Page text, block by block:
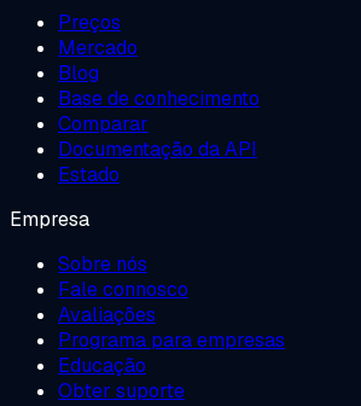
Preços
Mercado
Blog
Base de conhecimento
Comparar
Documentação da API
Estado
Empresa
Sobre nós
Fale connosco
Avaliações
Programa para empresas
Educação
Obter suporte